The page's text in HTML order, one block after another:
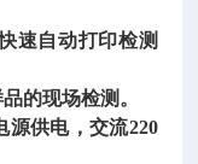
速自动打印检测
的现场检测。
源供电，交流220